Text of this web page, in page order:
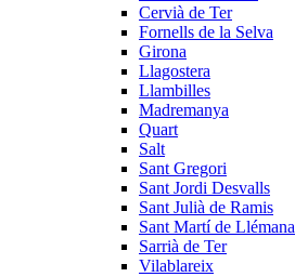
Cervià de Ter
Fornells de la Selva
Girona
Llagostera
Llambilles
Madremanya
Quart
Salt
Sant Gregori
Sant Jordi Desvalls
Sant Julià de Ramis
Sant Martí de Llémana
Sarrià de Ter
Vilablareix